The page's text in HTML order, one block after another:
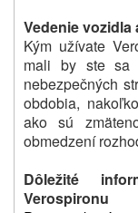
Vedenie
Kým užívate
mali by ste sa
nebezpečných
obdobia,
ako sú
obmedzení
Dôležité
Verospironu